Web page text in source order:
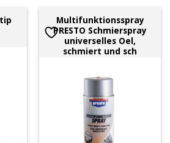
Multifunktionsspray
PRESTO Schmierspray
universelles Oel,
schmiert und sch